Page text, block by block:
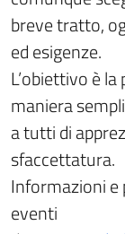
breve tratto,
ed esigenze.
L’obiettivo è
maniera
a tutti di
sfaccettatura.
Informazioni e
eventi